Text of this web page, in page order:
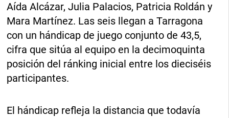
Aída Alcázar, Julia Palacios, Patricia Roldán y
Mara Martínez. Las seis llegan a Tarragona
con un hándicap de juego conjunto de 43,5,
cifra que sitúa al equipo en la decimoquinta
posición del ránking inicial entre los dieciséis
participantes.
El hándicap refleja la distancia que todavía